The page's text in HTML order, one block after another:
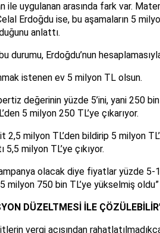
ile uygulanan arasında fark var.
Erdoğdu ise, bu aşamaların 5
anlattı.
durumu, Erdoğdu’nun
istenen ev 5 milyon TL olsun.
değerinin yüzde 5’ini, yani 250
5 milyon 250 TL’ye çıkarıyor.
2,5 milyon TL’den bildirip 5 milyon
5,5 milyon TL’ye çıkıyor.
olacak diye fiyatlar yüzde 5-
5 milyon 750 bin TL’ye yükselmiş
DÜZELTMESİ İLE
vergi açısından